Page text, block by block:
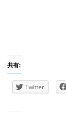
共有:
Twitter